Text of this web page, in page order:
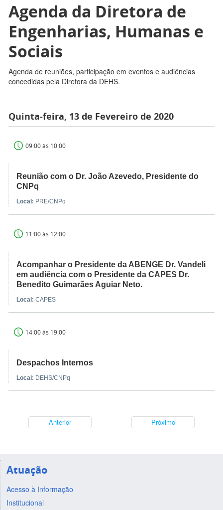
Agenda da Diretora de
Engenharias, Humanas e
Sociais
Agenda de reuniões, participação em eventos e audiências
concedidas pela Diretora da DEHS.
Quinta-feira, 13 de Fevereiro de 2020
09:00 às 10:00
Reunião com o Dr. João Azevedo, Presidente do
CNPq
Local: PRE/CNPq
11:00 às 12:00
Acompanhar o Presidente da ABENGE Dr. Vandeli
em audiência com o Presidente da CAPES Dr.
Benedito Guimarães Aguiar Neto.
Local: CAPES
14:00 às 19:00
Despachos Internos
Local: DEHS/CNPq
Anterior Próximo
Atuação
Acesso à Informação
Institucional